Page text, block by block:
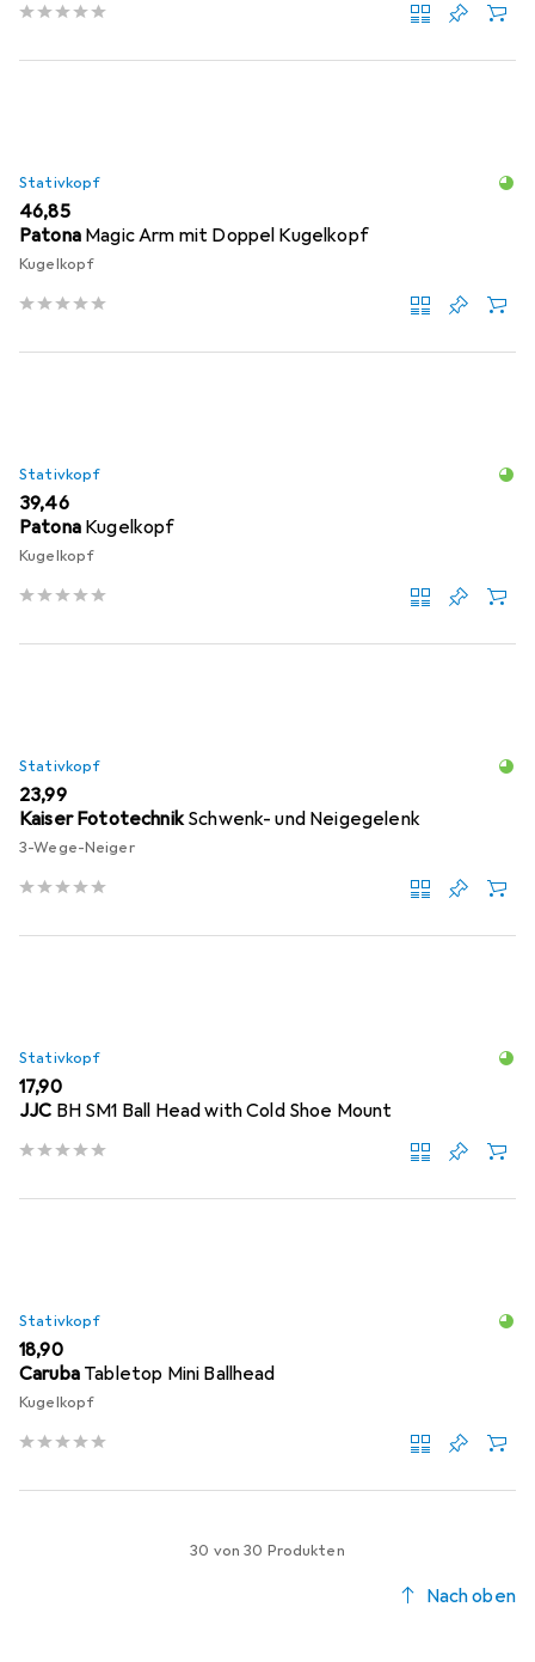
Stativkopf
EUR
46,85
Patona Magic Arm mit Doppel Kugelkopf
Kugelkopf
Stativkopf
EUR
39,46
Patona Kugelkopf
Kugelkopf
Stativkopf
EUR
23,99
Kaiser Fototechnik Schwenk- und Neigegelenk
3-Wege-Neiger
Stativkopf
EUR
17,90
JJC BH SM1 Ball Head with Cold Shoe Mount
Stativkopf
EUR
18,90
Caruba Tabletop Mini Ballhead
Kugelkopf
30 von 30 Produkten
Nach oben